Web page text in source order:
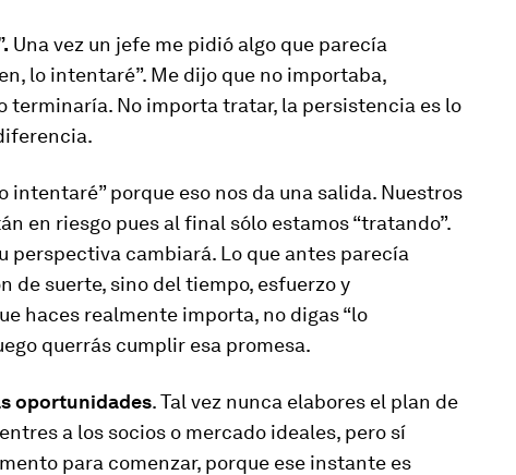
Una vez un jefe me pidió algo que parecía
lo intentaré”. Me dijo que no importaba,
terminaría. No importa tratar, la persistencia es lo
intentaré” porque eso nos da una salida. Nuestros
en riesgo pues al final sólo estamos “tratando”.
perspectiva cambiará. Lo que antes parecía
de suerte, sino del tiempo, esfuerzo y
haces realmente importa, no digas “lo
querrás cumplir esa promesa.
oportunidades. Tal vez nunca elabores el plan de
a los socios o mercado ideales, pero sí
para comenzar, porque ese instante es